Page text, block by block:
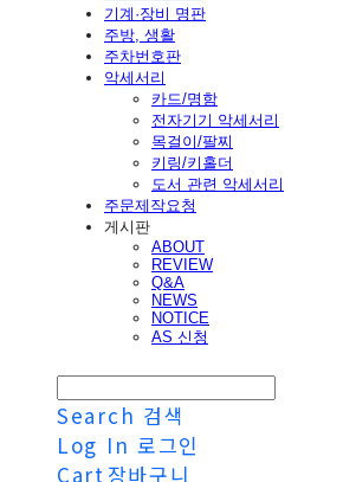
기계·장비 명판
주방, 생활
주차번호판
악세서리
카드/명함
전자기기 악세서리
목걸이/팔찌
키링/키홀더
도서 관련 악세서리
주문제작요청
게시판
ABOUT
REVIEW
Q&A
NEWS
NOTICE
AS 신청
Search 검색
Log In 로그인
Cart 장바구니